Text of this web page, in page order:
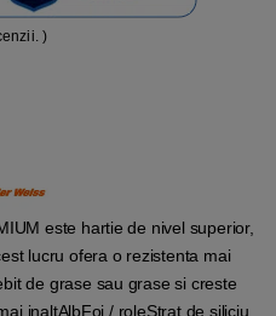
)
este hartie de nivel superior,
lucru ofera o rezistenta mai
de grase sau grase si creste
inaltAlbFoi / roleStrat de siliciu